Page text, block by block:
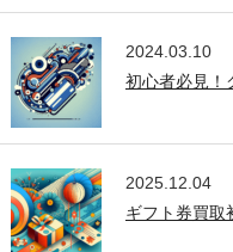
2024.03.10
初心者必見！
2025.12.04
ギフト券買取